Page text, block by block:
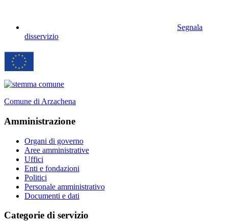
Segnala
disservizio
Comune di Arzachena
Amministrazione
Organi di governo
Aree amministrative
Uffici
Enti e fondazioni
Politici
Personale amministrativo
Documenti e dati
Categorie di servizio